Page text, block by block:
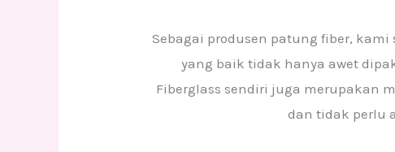
Sebagai produsen patung fiber,
yang baik tidak hanya awet
Fiberglass sendiri juga merupakan
dan tidak perlu